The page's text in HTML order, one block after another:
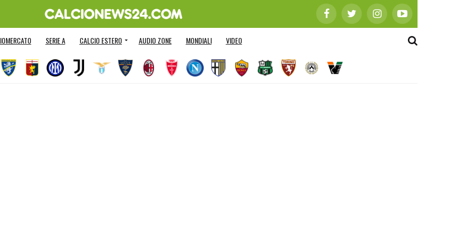
SERIE A CALCIO ESTERO AUDIO ZONE MONDIALI VIDEO